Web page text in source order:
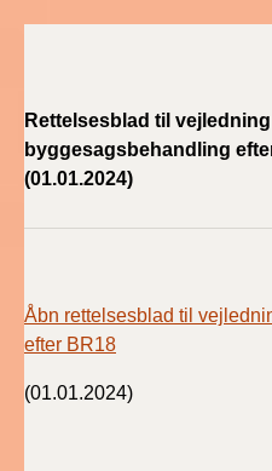
BR18 (29/6 - 31/12
2021)
BR18 (1/7-31/12
2020)
BR18 (10/3-30/6
Rettelsesblad til
byggesagsbehandling
(01.01.2024)
Åbn rettelsesblad til
efter BR18
(01.01.2024)